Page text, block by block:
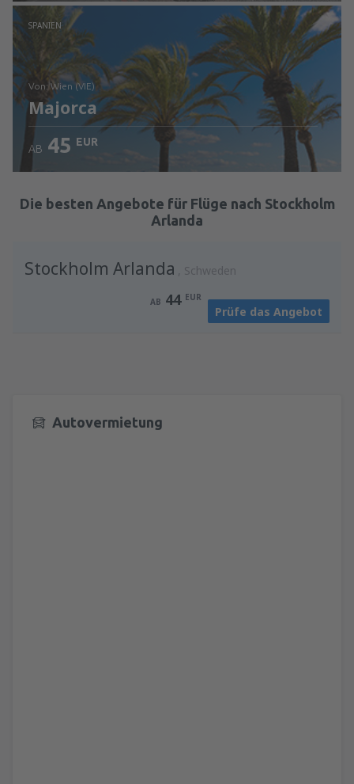
Prüfe die Einzelheiten
SPANIEN
von: Wien (VIE)
Majorca
Prüfe die Einzelheiten
AB 45 EUR
Die besten Angebote für Flüge nach Stockholm
Arlanda
Stockholm Arlanda Schweden
AB 44 EUR
Prüfe das Angebot
Autovermietung